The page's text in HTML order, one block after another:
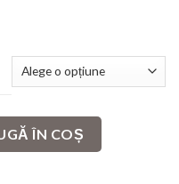
ÎN COȘ